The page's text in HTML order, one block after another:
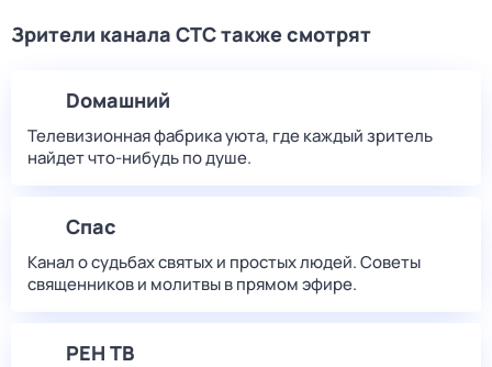
Зрители канала СТС также смотрят
Dомашний
Телевизионная фабрика уюта, где каждый зритель
найдет что‑нибудь по душе.
Спас
Канал о судьбах святых и простых людей. Советы
священников и молитвы в прямом эфире.
РЕН ТВ